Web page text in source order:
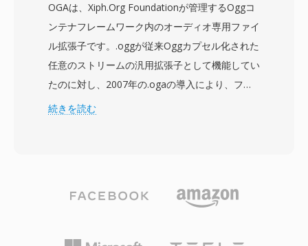
で、あらゆる用途に使用されました。主な利点の
一つは、そのシンプルなチャンクベースのアーキ
テクチャです。最新のコンテナ形式と比較して、
解析や生成が非常に簡単です。もう一つの利点
は、単一ファイル内でワンショットサンプル、ル
ープ領域、マルチオクターブ楽器定義をネイティ
ロコンピューティング愛好家やクラシックソフト
ウェアおよびオーディオコンテンツを保存するア
OGAは、Xiph.Org Foundationが管理するOggコ
ンテナフレームワーク内のオーディオ専用ファイ
ル拡張子です。.oggが従来Oggカプセル化された
任意のストリームの汎用拡張子として機能してい
たのに対し、2007年の.ogaの導入により、ファ
イルがオーディオデータのみを含むことを明示的
ンされた論理ビットストリームとグラニュールベ
ラッパーとして機能します。OGAの利点の一つ
続きを読む